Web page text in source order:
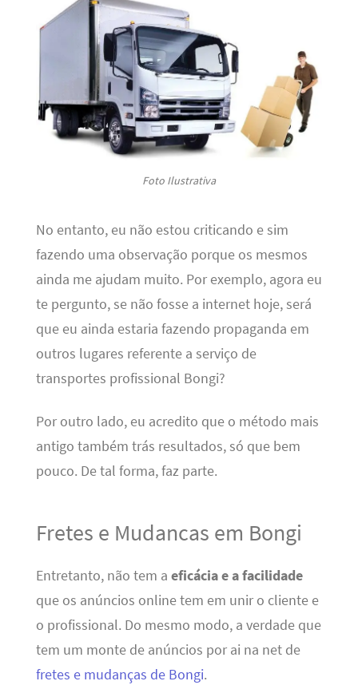
Foto Ilustrativa
No entanto, eu não estou criticando e sim
fazendo uma observação porque os mesmos
ainda me ajudam muito. Por exemplo, agora eu
te pergunto, se não fosse a internet hoje, será
que eu ainda estaria fazendo propaganda em
outros lugares referente a serviço de
transportes profissional Bongi?
Por outro lado, eu acredito que o método mais
antigo também trás resultados, só que bem
pouco. De tal forma, faz parte.
Fretes e Mudancas em Bongi
Entretanto, não tem a eficácia e a facilidade
que os anúncios online tem em unir o cliente e
o profissional. Do mesmo modo, a verdade que
tem um monte de anúncios por ai na net de
fretes e mudanças de Bongi.